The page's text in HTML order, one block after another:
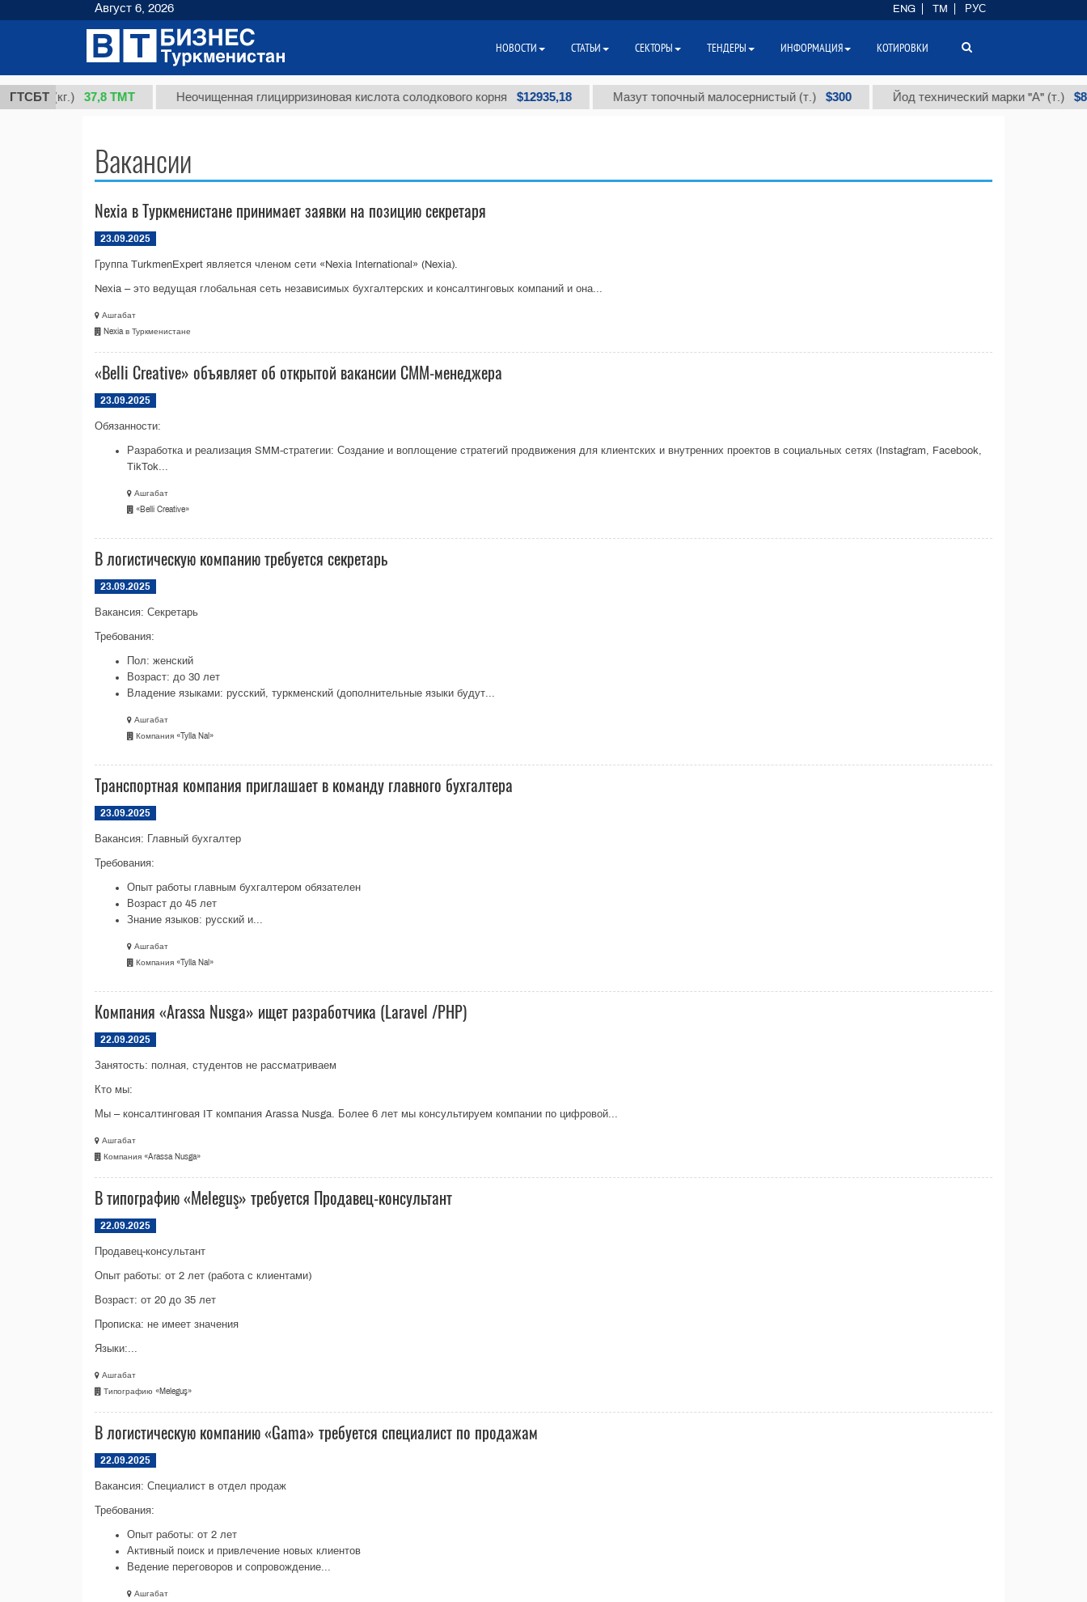
ГТСБТ
1 (кг.) 37,8 ТМТ Неочищенная глицирризиновая кислота солодкового корня $12935,18 Мазут топочный малосернистый (т.) $300 Йод технический марки "А" (т.) $86 000
Вакансии
Nexia в Туркменистане принимает заявки на позицию секретаря
23.09.2025
Группа TurkmenExpert является членом сети «Nexia International» (Nexia).
Nexia – это ведущая глобальная сеть независимых бухгалтерских и консалтинговых компаний и она...
Ашгабат
Nexia в Туркменистане
«Belli Creative» объявляет об открытой вакансии СММ-менеджера
23.09.2025
Обязанности:
Разработка и реализация SMM-стратегии: Создание и воплощение стратегий продвижения для клиентских и внутренних проектов в социальных сетях (Instagram, Facebook,
TikTok...
Ашгабат
«Belli Creative»
В логистическую компанию требуется секретарь
23.09.2025
Вакансия: Секретарь
Требования:
Пол: женский
Возраст: до 30 лет
Владение языками: русский, туркменский (дополнительные языки будут...
Ашгабат
Компания «Tylla Nal»
Транспортная компания приглашает в команду главного бухгалтера
23.09.2025
Вакансия: Главный бухгалтер
Требования:
Опыт работы главным бухгалтером обязателен
Возраст до 45 лет
Знание языков: русский и...
Ашгабат
Компания «Tylla Nal»
Компания «Arassa Nusga» ищет разработчика (Laravel /PHP)
22.09.2025
Занятость: полная, студентов не рассматриваем
Кто мы:
Мы – консалтинговая IT компания Arassa Nusga. Более 6 лет мы консультируем компании по цифровой...
Ашгабат
Компания «Arassa Nusga»
В типографию «Meleguş» требуется Продавец-консультант
22.09.2025
Продавец-консультант
Опыт работы: от 2 лет (работа с клиентами)
Возраст: от 20 до 35 лет
Прописка: не имеет значения
Языки:...
Ашгабат
Типографию «Meleguş»
В логистическую компанию «Gama» требуется специалист по продажам
22.09.2025
Вакансия: Специалист в отдел продаж
Требования:
Опыт работы: от 2 лет
Активный поиск и привлечение новых клиентов
Ведение переговоров и сопровождение...
Ашгабат
Август 6, 2026 ENG TM РУС
НОВОСТИ СТАТЬИ СЕКТОРЫ ТЕНДЕРЫ ИНФОРМАЦИЯ КОТИРОВКИ